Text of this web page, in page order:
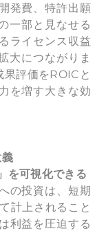
発費、特許出願
一部と見なせる
ライセンス収益
大につながりま
評価をROICと
を増す大きな効
を可視化できる
の投資は、短期
計上されること
利益を圧迫する